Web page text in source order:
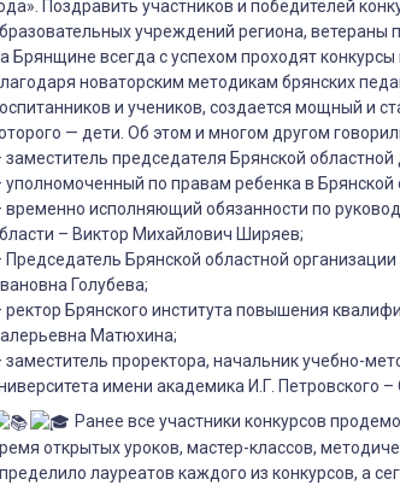
Поздравить участников и победителей
учреждений региона, ветераны
Брянщине всегда с успехом проходят
новаторским методикам брянских
и учеников, создается мощный и
— дети. Об этом и многом другом
заместитель председателя Брянской
уполномоченный по правам ребенка в
временно исполняющий обязанности по
– Виктор Михайлович Ширяев;
Председатель Брянской областной
Голубева;
ректор Брянского института повышения
Матюхина;
заместитель проректора, начальник учебно-
имени академика И.Г. Петровского
Ранее все участники конкурсов
открытых уроков, мастер-классов,
лауреатов каждого из конкурсов, а